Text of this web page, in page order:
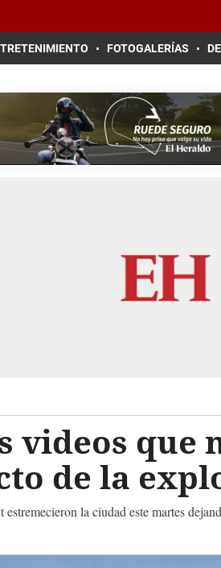
FOTOGALERÍAS
videos que
de la
la ciudad este martes